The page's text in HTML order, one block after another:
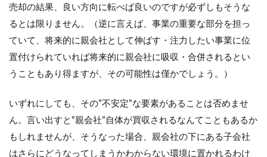
売却の結果、良い方向に転べば良いのですが必ずしもそうな
るとは限りません。（逆に言えば、事業の重要な部分を担っ
ていて、将来的に親会社として伸ばす・注力したい事業に位
置付けられていれば将来的に親会社に吸収・合併されるとい
うこともあり得ますが、その可能性は僅かでしょう。）
いずれにしても、その”不安定”な要素があることは否めませ
ん。言い出すと”親会社”自体が買収されるなんてこともあるか
もしれませんが、そうなった場合、親会社の下にある子会社
はさらにどうなってしまうかわからない環境に置かれるわけ